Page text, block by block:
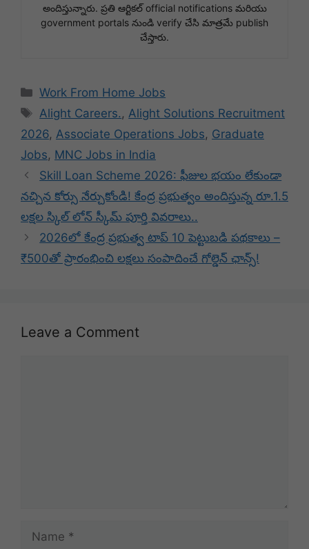
అందిస్తున్నారు. ప్రతి ఆర్టికల్ official notifications మరియు
government portals నుండి verify చేసి మాత్రమే publish
చేస్తారు.
Categories
Work From Home Jobs
Tags
Alight Careers. , Alight Solutions Recruitment
2026, Associate Operations Jobs, Graduate
Jobs, MNC Jobs in India
Skill Loan Scheme 2026: ఫీజుల భయం లేకుండా
నచ్చిన కోర్సు నేర్చుకోండి! కేంద్ర ప్రభుత్వం అందిస్తున్న రూ.1.5
లక్షల స్కిల్ లోన్ స్కీమ్ పూర్తి వివరాలు..
2026లో కేంద్ర ప్రభుత్వ టాప్ 10 పెట్టుబడి పథకాలు –
₹500తో ప్రారంభించి లక్షలు సంపాదించే గోల్డెన్ ఛాన్స్!
Leave a Comment